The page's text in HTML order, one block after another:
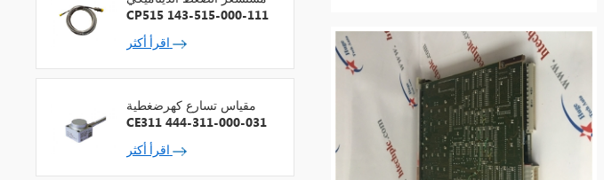
CP515 143-515-000-111
مقياس تسارع كهرضغطية
CE311 444-311-000-031